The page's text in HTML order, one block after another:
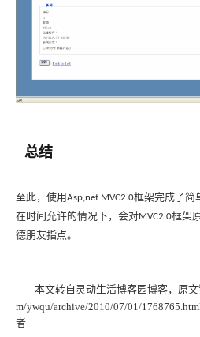
总结
至此，使用Asp,net MVC2.0框架完成了简
在时间允许的情况下，会对MVC2.0框架
德朋友指点。
本文转自灵动生活博客园博客，原
m/ywqu/archive/2010/07/01/
者